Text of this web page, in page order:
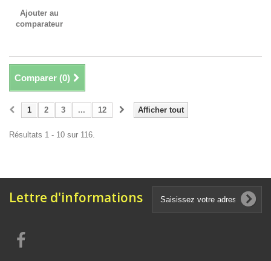
Ajouter au
comparateur
Comparer (0)
Afficher tout
1 2 3 ... 12
Résultats 1 - 10 sur 116.
Lettre d'informations